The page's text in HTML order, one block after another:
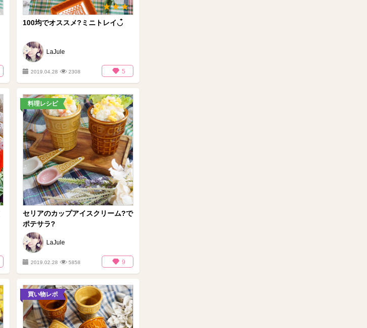
100均でオススメ?ミニトレイ◡̉̈‪
LaJule
2019.04.28 2308 5
料理レシピ
セリアのカップアイスクリーム?で
ポテサラ?
LaJule
2019.02.28 5858 9
買い物レポ